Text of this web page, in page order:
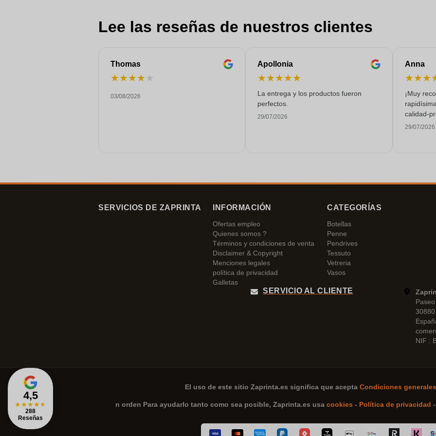
Lee las reseñas de nuestros clientes
Thomas
★★★★★
03/08/2026
Apollonia
★★★★★
La entrega y los productos fueron
perfectos.
29/07/2026
Anna
★★★
¡Muy
calidad-
29/07/2026
4,5
★★★★★
288
Reseñas
SERVICIOS DE ZAPRINTA INFORMACIÓN
Ofertas empleo
Quienes somos ?
Términos y condiciones de venta
Disclaimer & Copyright
Menciones legales
política de privacidad
Galletas
CATEGORÍAS
Botellas
Penne
Pendrives
Tessuto
Vetreria
Vasos
SERVICIO AL CLIENTE
NIF :
El uso de este sitio Zaprinta.es significa que acepta Condiciones
n orden Para ayudarlo tanto como sea posible, Zaprinta.es usa cookies - Política de privacidad -